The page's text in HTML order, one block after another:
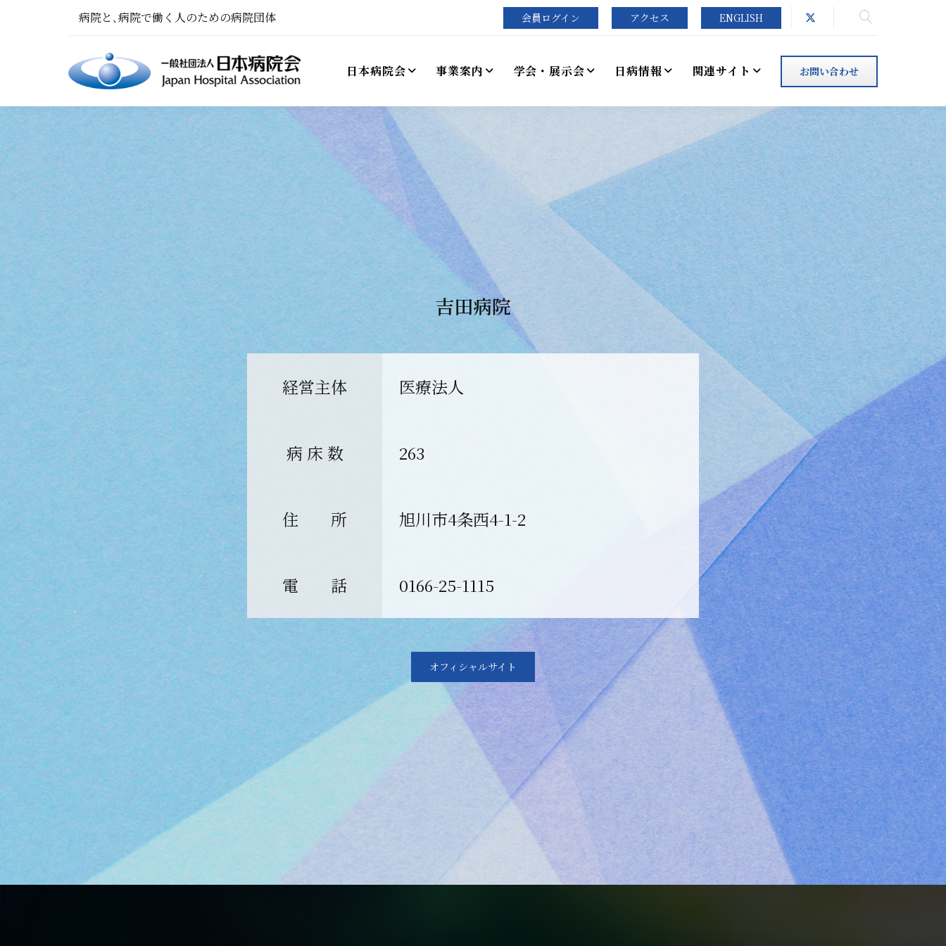
病院と､病院で働く人のための病院団体 会員ログイン アクセス ENGLISH
お問い合わせ
日本病院会 事業案内 学会・展示会 日病情報 関連サイト
吉田病院
経営主体 医療法人
病 床 数 263
住 所 旭川市4条西4-1-2
電 話 0166-25-1115
オフィシャルサイト